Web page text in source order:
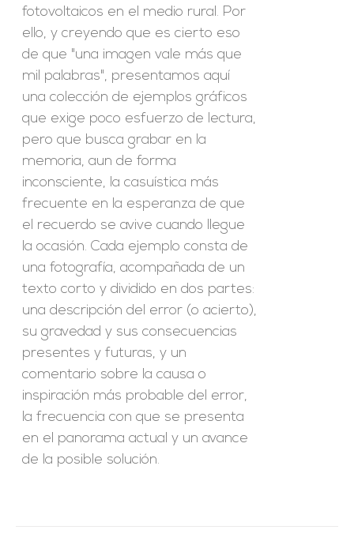
fotovoltaicos en el medio rural. Por
ello, y creyendo que es cierto eso
de que "una imagen vale más que
mil palabras", presentamos aquí
una colección de ejemplos gráficos
que exige poco esfuerzo de lectura,
pero que busca grabar en la
memoria, aun de forma
inconsciente, la casuística más
frecuente en la esperanza de que
el recuerdo se avive cuando llegue
la ocasión. Cada ejemplo consta de
una fotografía, acompañada de un
texto corto y dividido en dos partes:
una descripción del error (o acierto),
su gravedad y sus consecuencias
presentes y futuras, y un
comentario sobre la causa o
inspiración más probable del error,
la frecuencia con que se presenta
en el panorama actual y un avance
de la posible solución.